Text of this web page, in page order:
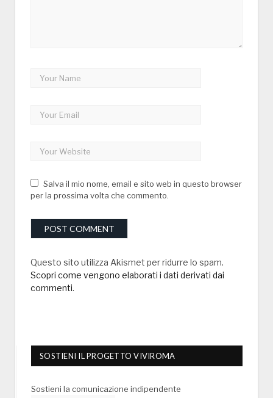
Salva il mio nome, email e sito web in questo browser
per la prossima volta che commento.
Questo sito utilizza Akismet per ridurre lo spam.
Scopri come vengono elaborati i dati derivati dai
commenti.
SOSTIENI IL PROGETTO VIVIROMA
Sostieni la comunicazione indipendente